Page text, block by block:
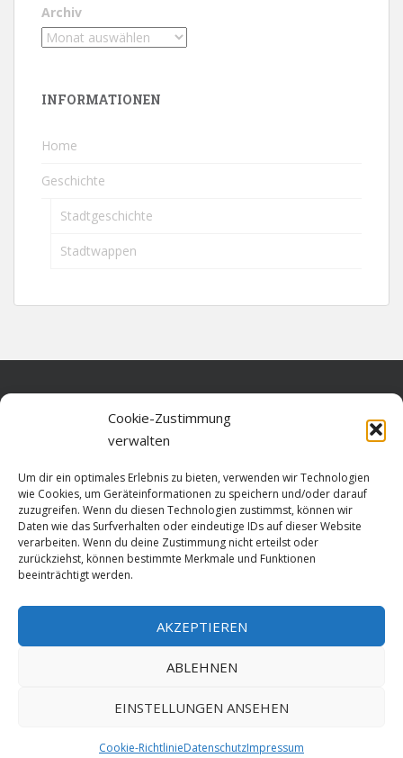
Cookie-Zustimmung
verwalten
Um dir ein optimales Erlebnis zu bieten, verwenden wir Technologien
wie Cookies, um Geräteinformationen zu speichern und/oder darauf
zuzugreifen. Wenn du diesen Technologien zustimmst, können wir
Daten wie das Surfverhalten oder eindeutige IDs auf dieser Website
verarbeiten. Wenn du deine Zustimmung nicht erteilst oder
zurückziehst, können bestimmte Merkmale und Funktionen
beeinträchtigt werden.
AKZEPTIEREN
ABLEHNEN
EINSTELLUNGEN ANSEHEN
Cookie-RichtlinieDatenschutzImpressum
Archiv
INFORMATIONEN
Home
Geschichte
Stadtgeschichte
Stadtwappen
Datenschutz
Cookie-Richtlinie (EU)
Impressum
HOME
NADV